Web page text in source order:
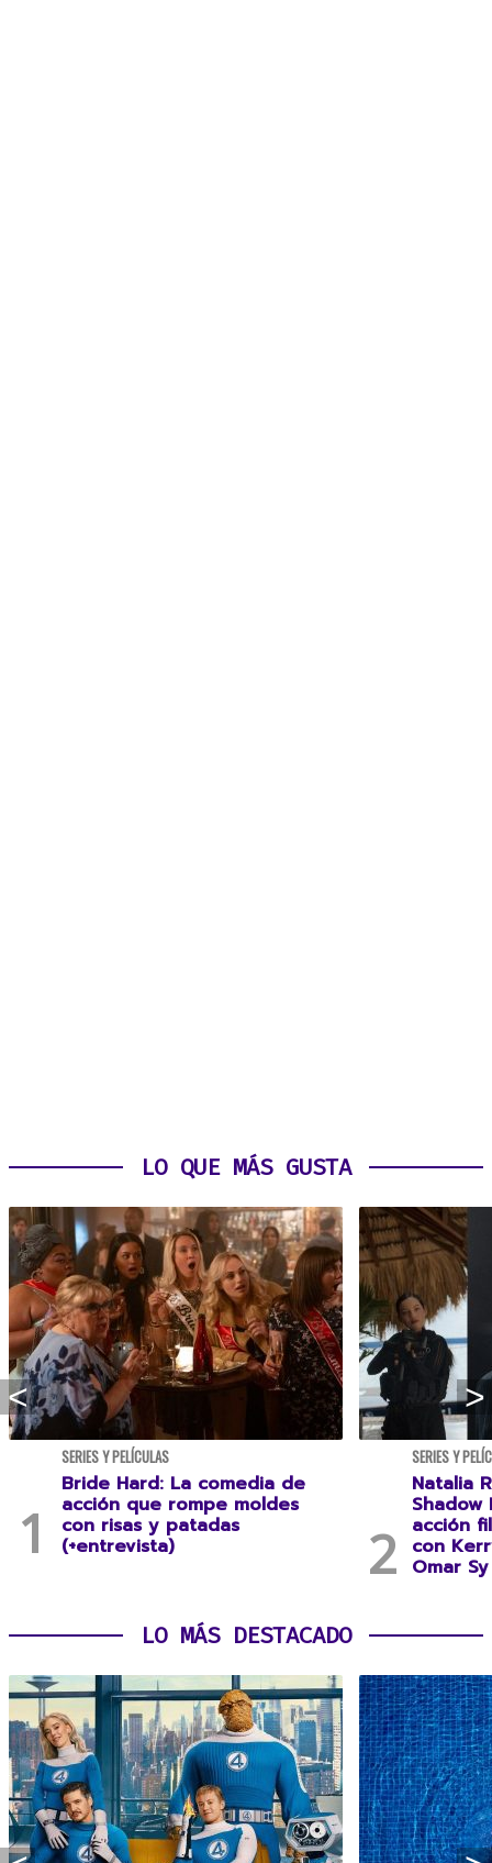
LO QUE MÁS GUSTA
SERIES Y PELÍCULAS
Bride Hard: La comedia de
acción que rompe moldes
con risas y patadas
(+entrevista)
SERIES Y
Natalia
acción
con
Omar
LO MÁS DESTACADO